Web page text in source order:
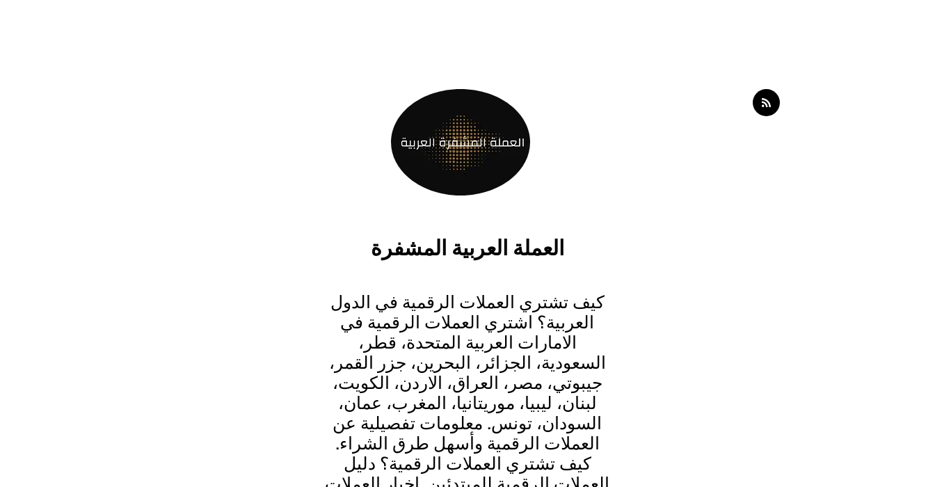
العملة العربية المشفرة
كيف تشتري العملات الرقمية في الدول
العربية؟ اشتري العملات الرقمية في
الامارات العربية المتحدة، قطر،
السعودية، الجزائر، البحرين، جزر القمر،
جيبوتي، مصر، العراق، الاردن، الكويت،
لبنان، ليبيا، موريتانيا، المغرب، عمان،
السودان، تونس. معلومات تفصيلية عن
العملات الرقمية وأسهل طرق الشراء.
كيف تشتري العملات الرقمية؟ دليل